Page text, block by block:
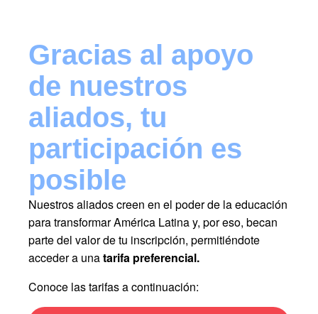
Gracias al apoyo
de nuestros
aliados, tu
participación es
posible
Nuestros aliados creen en el poder de la educación
para transformar América Latina y, por eso, becan
parte del valor de tu inscripción, permitiéndote
acceder a unatarifa preferencial.
Conoce las tarifas a continuación: